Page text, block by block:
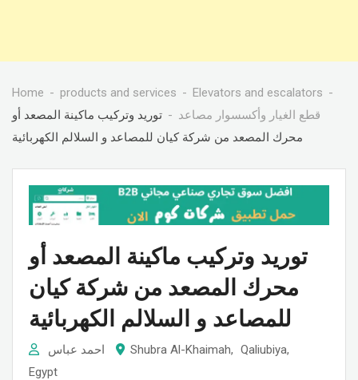
Home products and services
Elevators and escalators
قطع الغيار وأكسسوار مصاعد
توريد وتركيب ماكينة المصعد أو
محرك المصعد من شركة كيان للمصاعد و السلالم الكهربائية
توريد وتركيب ماكينة المصعد أو
محرك المصعد من شركة كيان
للمصاعد و السلالم الكهربائية
Shubra Al-Khaimah, Qaliubiya,
Egypt